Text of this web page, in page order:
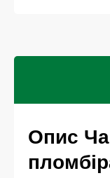
Опис